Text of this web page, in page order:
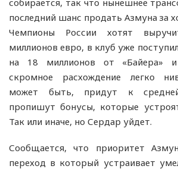
собирается, так что нынешнее
последний шанс продать Азмуна за
Чемпионы России хотят
миллионов евро, в клуб уже
на 18 миллионов от «Байера»
скромное расхождение легко
может быть, придут к
пропишут бонусы, которые
Так или иначе, но Сердар уйдет.
Сообщается, что приоритет
переход в который устраивает